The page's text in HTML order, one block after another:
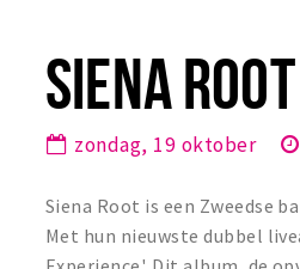
SIENA
zondag, 19 oktober
Siena Root is een Zweedse
Met hun nieuwste dubbel